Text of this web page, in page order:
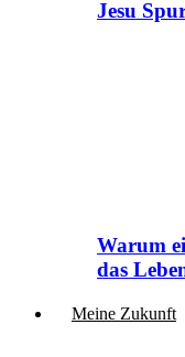
Jesu
Warum
das
Meine Zukunft